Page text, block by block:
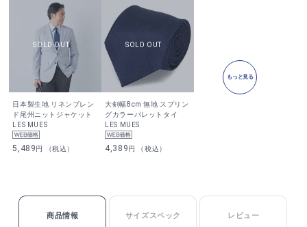
日本製生地 リネンブレン
ド尾州ニットジャケット
LES MUES
5,489円 （税込）
大剣幅8cm 無地 スプリン
グカラーパレットタイ
LES MUES
4,389円 （税込）
もっと見る
商品情報 サイズスペック レビュー